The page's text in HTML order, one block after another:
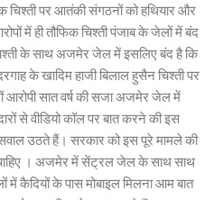
पर आतंकी संगठनों को हथियार और
में ही तौफिक चिश्ती पंजाब के जेलों में बंद
के साथ अजमेर जेल में इसलिए बंद है कि
के खादिम हाजी बिलाल हुसैन चिश्ती पर
आरोपी सात वर्ष की सजा अजमेर जेल में
से वीडियो कॉल पर बात करने की इस
उठते हैं। सरकार को इस पूरे मामले की
। अजमेर में सेंट्रल जेल के साथ साथ
में कैदियों के पास मोबाइल मिलना आम बात